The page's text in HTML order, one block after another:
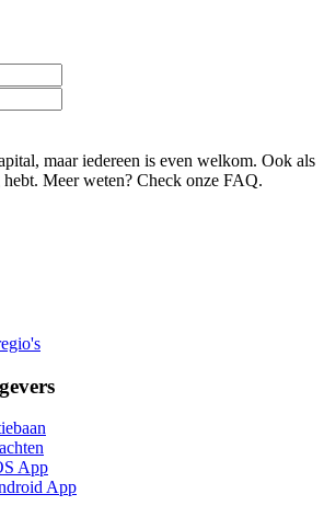
maar iedereen is even welkom. Ook als
Meer weten? Check onze FAQ.
App
App